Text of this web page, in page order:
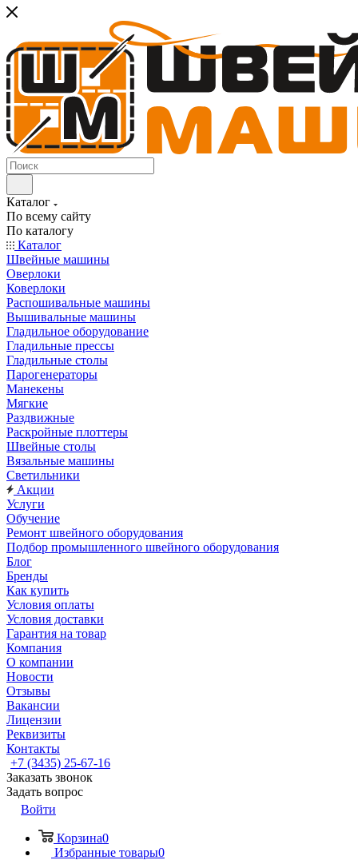
Каталог
По всему сайту
По каталогу
Каталог
Швейные машины
Оверлоки
Коверлоки
Распошивальные машины
Вышивальные машины
Гладильное оборудование
Гладильные прессы
Гладильные столы
Парогенераторы
Манекены
Мягкие
Раздвижные
Раскройные плоттеры
Швейные столы
Вязальные машины
Светильники
Акции
Услуги
Обучение
Ремонт швейного оборудования
Подбор промышленного швейного оборудования
Блог
Бренды
Как купить
Условия оплаты
Условия доставки
Гарантия на товар
Компания
О компании
Новости
Отзывы
Вакансии
Лицензии
Реквизиты
Контакты
+7 (3435) 25-67-16
Заказать звонок
Задать вопрос
Войти
Корзина0
Избранные товары0